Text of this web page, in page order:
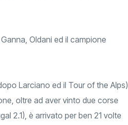
Oldani ed il campione
Larciano ed il Tour of the Alps)
oltre ad aver vinto due corse
2.1), è arrivato per ben 21 volte